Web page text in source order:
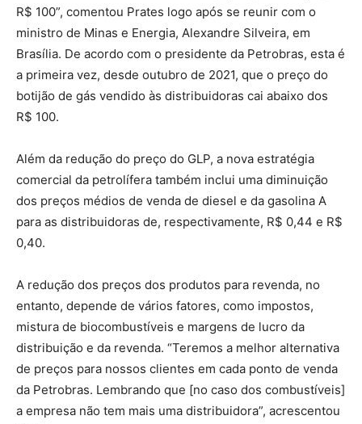
R$ 100”, comentou Prates logo após se reunir com o
ministro de Minas e Energia, Alexandre Silveira, em
Brasília. De acordo com o presidente da Petrobras, esta é
a primeira vez, desde outubro de 2021, que o preço do
botijão de gás vendido às distribuidoras cai abaixo dos
R$ 100.
Além da redução do preço do GLP, a nova estratégia
comercial da petrolífera também inclui uma diminuição
dos preços médios de venda de diesel e da gasolina A
para as distribuidoras de, respectivamente, R$ 0,44 e R$
0,40.
A redução dos preços dos produtos para revenda, no
entanto, depende de vários fatores, como impostos,
mistura de biocombustíveis e margens de lucro da
distribuição e da revenda. “Teremos a melhor alternativa
de preços para nossos clientes em cada ponto de venda
da Petrobras. Lembrando que [no caso dos combustíveis]
a empresa não tem mais uma distribuidora”, acrescentou